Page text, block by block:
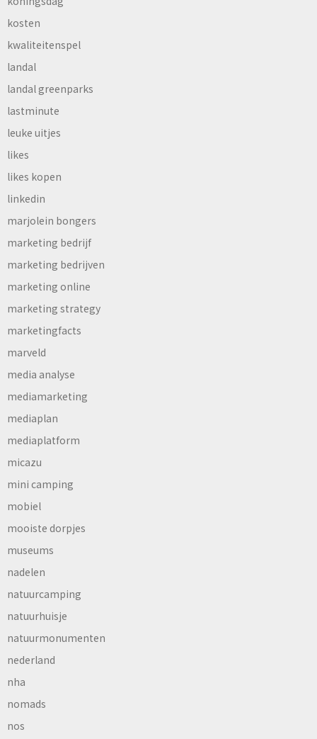
kosten
kwaliteitenspel
landal
landal greenparks
lastminute
leuke uitjes
likes
likes kopen
linkedin
marjolein bongers
marketing bedrijf
marketing bedrijven
marketing online
marketing strategy
marketingfacts
marveld
media analyse
mediamarketing
mediaplan
mediaplatform
micazu
mini camping
mobiel
mooiste dorpjes
museums
nadelen
natuurcamping
natuurhuisje
natuurmonumenten
nederland
nha
nomads
nos